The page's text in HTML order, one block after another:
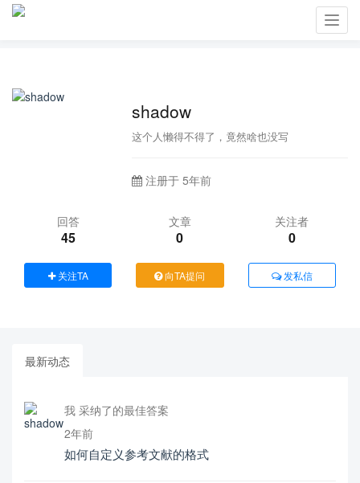
shadow
这个人懒得不得了，竟然啥也没写
注册于 5年前
回答
45
文章
0
关注者
0
关注TA 向TA提问 发私信
最新动态
我 采纳了的最佳答案
2年前
如何自定义参考文献的格式